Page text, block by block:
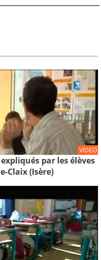
VIDEO
par les élèves
Claix (Isère)